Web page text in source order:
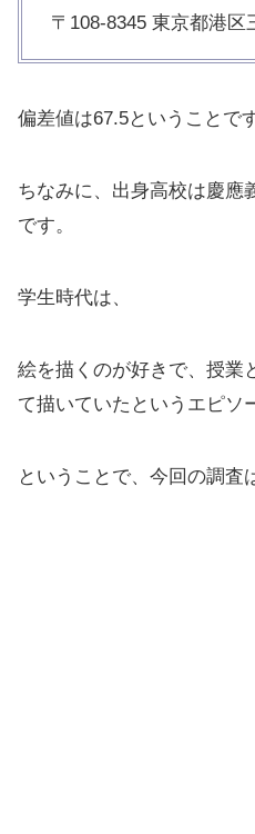
〒108-8345 東京都港区
偏差値は67.5ということで
ちなみに、出身高校は慶應
です。
学生時代は、
絵を描くのが好きで、授業
て描いていたというエピソ
ということで、今回の調査